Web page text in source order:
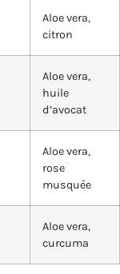
Aloe vera,
citron
Aloe vera,
huile
d’avocat
Aloe vera,
rose
musquée
Aloe vera,
curcuma